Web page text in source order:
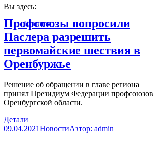
Вы здесь:
Главная
Профсоюзы попросили
Паслера разрешить
первомайские шествия в
Оренбуржье
Решение об обращении в главе региона
принял Президиум Федерации профсоюзов
Оренбургской области.
Детали
09.04.2021НовостиАвтор: admin